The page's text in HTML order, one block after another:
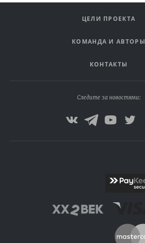
ЦЕЛИ ПРОЕКТА
КОМАНДА И АВТОРЫ
КОНТАКТЫ
Следите за новостями: